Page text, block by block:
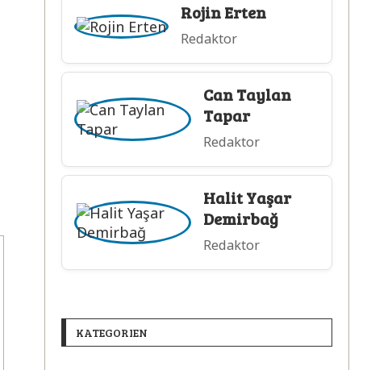
Rojin Erten
Redaktor
Can Taylan
Tapar
Redaktor
Halit Yaşar
Demirbağ
Redaktor
KATEGORIEN